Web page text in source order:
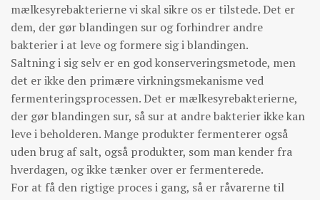
mælkesyrebakterierne vi skal sikre os er tilstede. Det er
dem, der gør blandingen sur og forhindrer andre
bakterier i at leve og formere sig i blandingen.
Saltning i sig selv er en god konserveringsmetode, men
det er ikke den primære virkningsmekanisme ved
fermenteringsprocessen. Det er mælkesyrebakterierne,
der gør blandingen sur, så sur at andre bakterier ikke kan
leve i beholderen. Mange produkter fermenterer også
uden brug af salt, også produkter, som man kender fra
hverdagen, og ikke tænker over er fermenterede.
For at få den rigtige proces i gang, så er råvarerne til